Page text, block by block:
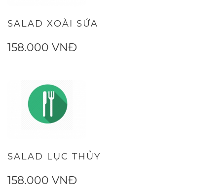
SALAD XOÀI SỨA
158.000 VNĐ
SALAD LỤC THỦY
158.000 VNĐ